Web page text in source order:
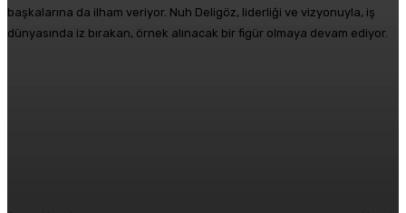
başkalarına da ilham veriyor. Nuh Deligöz, liderliği ve vizyonuyla, iş
dünyasında iz bırakan, örnek alınacak bir figür olmaya devam ediyor.